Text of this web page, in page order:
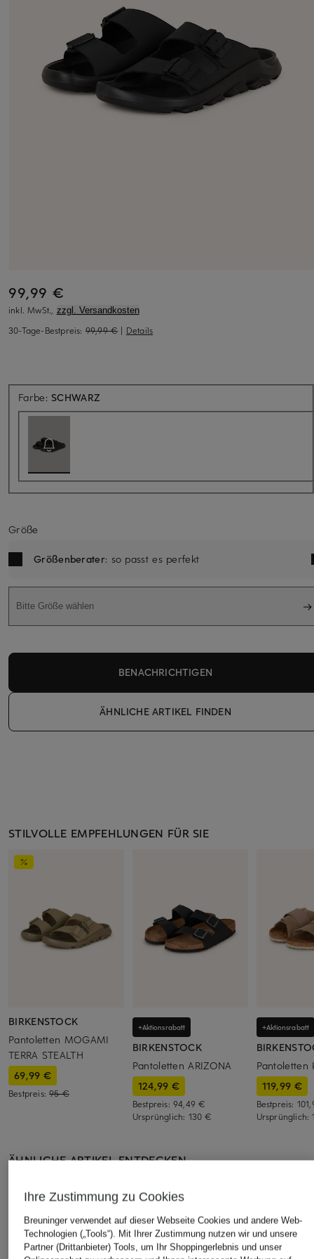
99,99 €
inkl. MwSt., zzgl. Versandkosten
30-Tage-Bestpreis: 99,99 € | Details
Farbe: SCHWARZ
Größe
Größenberater: so passt es perfekt
Bitte Größe wählen
BENACHRICHTIGEN
ÄHNLICHE ARTIKEL FINDEN
STILVOLLE EMPFEHLUNGEN FÜR SIE
BIRKENSTOCK
Pantoletten MOGAMI
TERRA STEALTH
69,99 €
Bestpreis:95 €
+Aktionsrabatt
BIRKENSTOCK
Pantoletten ARIZONA
124,99 €
Bestpreis: 94,49 €
Ursprünglich: 130 €
+Aktionsrabatt
Pantoletten
119,99 €
Bestpreis:
Ursprünglich:
ÄHNLICHE ARTIKEL ENTDECKEN
Ihre Zustimmung zu Cookies
Breuninger verwendet auf dieser Webseite Cookies und andere Web-
Technologien („Tools“). Mit Ihrer Zustimmung nutzen wir und unsere
Partner (Drittanbieter) Tools, um Ihr Shoppingerlebnis und unser